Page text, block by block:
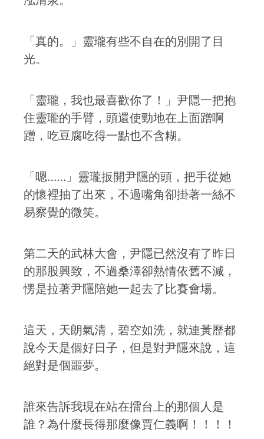
「真的。」靈瓏有些不自在的別開了目
光。
「靈瓏，我也最喜歡你了！」尹隱一把抱
住靈瓏的手臂，頭還使勁地在上面蹭啊
蹭，吃豆腐吃得一點也不含糊。
「嗯……」靈瓏扳開尹隱的頭，把手從她
的懷裡抽了出來，不過嘴角卻掛著一絲不
易察覺的微笑。
第二天的武林大會，尹隱已然沒有了昨日
的那股興致，不過桑澤卻熱情依舊不減，
愣是拉著尹隱陪她一起去了比賽會場。
這天，天朗氣清，碧空如洗，就連黃歷都
說今天是個好日子，但是對尹隱來說，這
絕對是個噩夢。
誰來告訴我現在站在擂台上的那個人是
誰？為什麼長得那麼像賈仁義啊！！！！